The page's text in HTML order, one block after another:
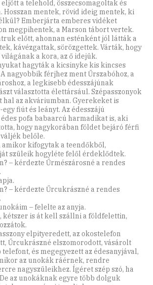
a telehold, összecsomagoltak és
Hosszan mentek, rövid ideig mentek, ki
Emberjárta emberes vidéket
megpihentek, a Marson tábort vertek.
előtt, ahonnan esténként jól látták a
kávézgattak, sörözgettek. Várták, hogy
a kora, az ő idejük.
hagyták a kicsinyke kis kincses
nagyobbik férjhez ment Űrszabóhoz, a
a legkisebb édesszájúnak
választotta élettársául. Szépasszonyok
hal az akváriumban. Gyerekeket is
fiút és leányt. Az édesszájú
pofa babaarcú harmadikat is, aki
hogy nagykorában földet bejáró férfi
belőle.
kifogytak a teendőkből,
szüleik hogyléte felől érdeklődtek.
– kérdezte Űrmé­szárosné a rendes
– kérdezte Űrcuk­rászné a rendes
– felelte az anyja.
kétszer is át kell szállni a földfelettin,
elpityeredett, az okostelefon
Űrcukrászné elszomorodott, vásárolt
és megegyezett az édesanyjával,
az unokák ráérnek, rendre
nagyszüleikhez. Ígéret szép szó, ha
az unokáknak egyre több dolguk